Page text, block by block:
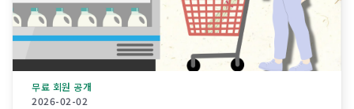
2026-02-02
무료 회원 공개